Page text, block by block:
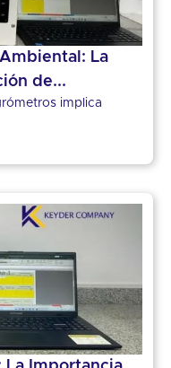
La
de...
implica